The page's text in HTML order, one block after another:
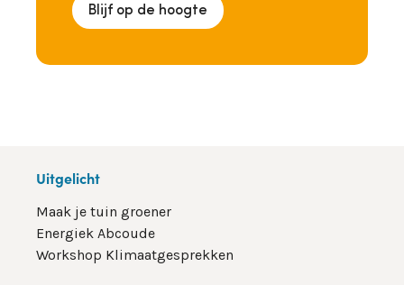
Blijf op de hoogte
Uitgelicht
Maak je tuin groener
Energiek Abcoude
Workshop Klimaatgesprekken